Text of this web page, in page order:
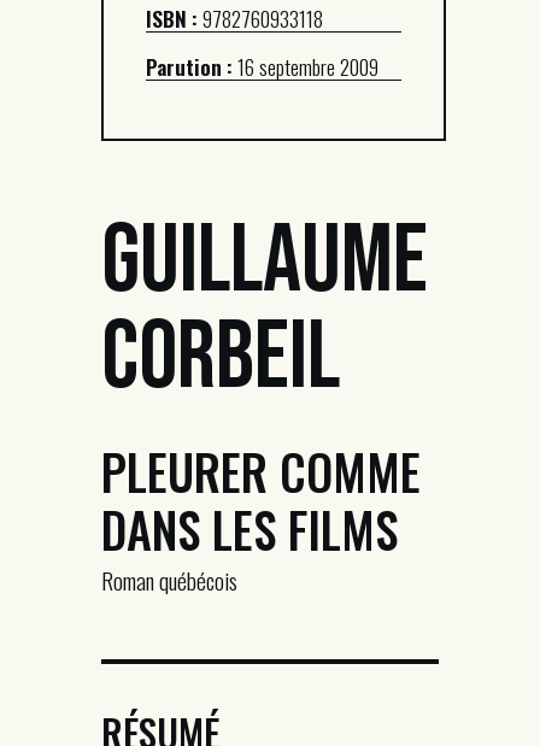
ISBN :9782760933118
Parution :16 septembre 2009
Guillaume
Corbeil
PLEURER COMME
DANS LES FILMS
Roman québécois
RÉSUMÉ